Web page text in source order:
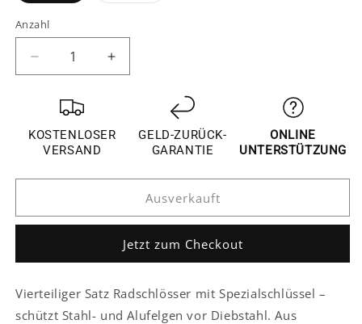
Anzahl
Verringere
die
Menge
Peugeot
Felgenschloß
Radsicherung
Kappen
Erhöhe
die
Peugeot
Felgenschloß
Radsicherung
Radschlösser
Kappen
KOSTENLOSER
VERSAND
GELD-ZURÜCK-
GARANTIE
ONLINE
UNTERSTÜTZUNG
Ausverkauft
Jetzt zum Checkout
Vierteiliger Satz Radschlösser mit Spezialschlüssel –
schützt Stahl- und Alufelgen vor Diebstahl. Aus